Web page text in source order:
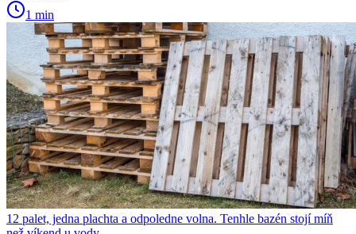
1 min
12 palet, jedna plachta a odpoledne volna. Tenhle bazén stojí míň